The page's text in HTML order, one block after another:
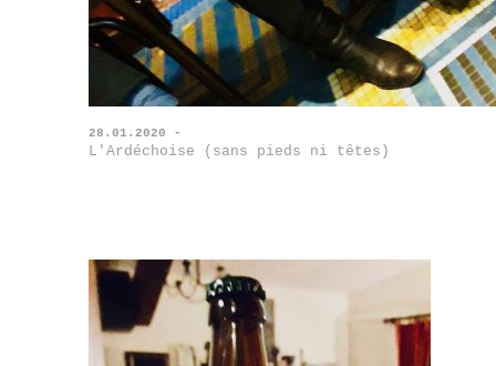
28.01.2020 -
L'Ardéchoise (sans pieds ni têtes)